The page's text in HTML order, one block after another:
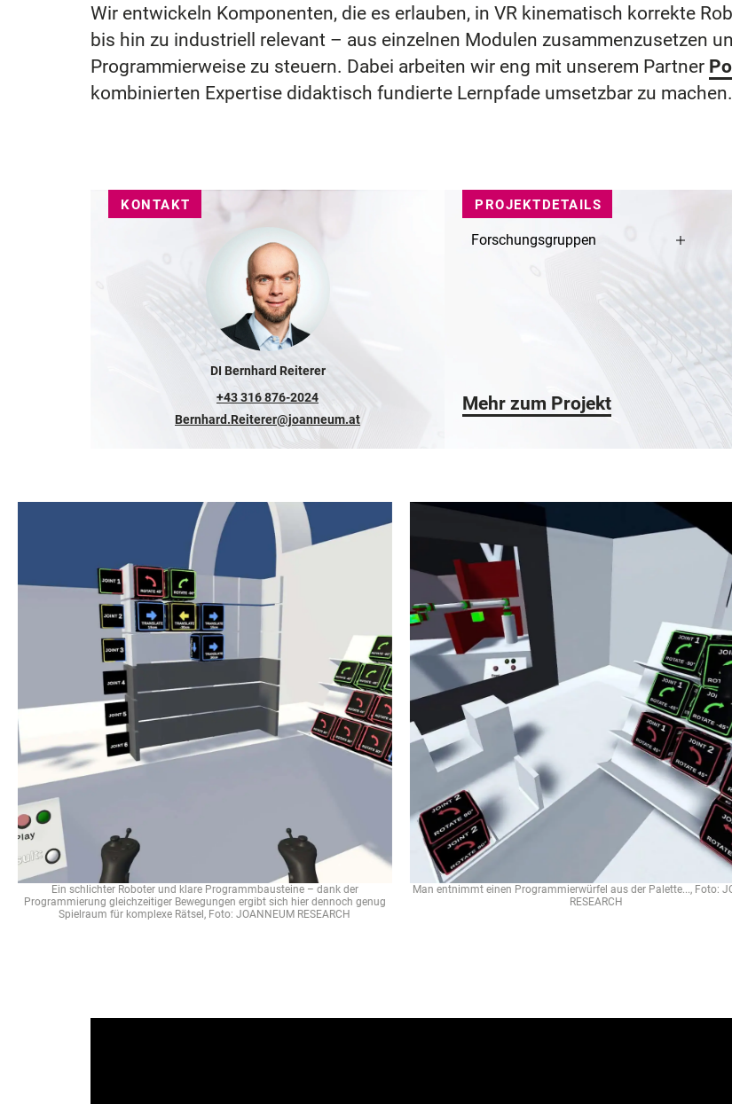
Wir entwickeln Komponenten, die es erlauben, in VR kinematisch korrekte
bis hin zu industriell relevant – aus einzelnen Modulen zusammenzusetzen
Programmierweise zu steuern. Dabei arbeiten wir eng mit unserem Partner
kombinierten Expertise didaktisch fundierte Lernpfade umsetzbar zu machen.
KONTAKT
DI Bernhard Reiterer
+43 316 876-2024
Bernhard.Reiterer@joanneum.at
PROJEKTDETAILS
Forschungsgruppen
Mehr zum Projekt
Ein schlichter Roboter und klare Programmbausteine – dank der
Programmierung gleichzeitiger Bewegungen ergibt sich hier dennoch genug
Spielraum für komplexe Rätsel, Foto: JOANNEUM RESEARCH
Man entnimmt einen Programmierwürfel aus der Palette..., Foto:
RESEARCH